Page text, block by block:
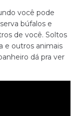
você pode
búfalos e
de você. Soltos
e outros animais
dá pra ver